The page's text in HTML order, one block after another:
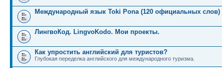
Международный язык Toki Pona (120 официальных слов)
ЛингвоКод. LingvoKodo. Мои проекты.
Как упростить английский для туристов?
Глубокая переделка английского для международного туризма.